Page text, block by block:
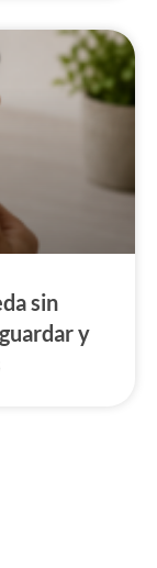
sin
y